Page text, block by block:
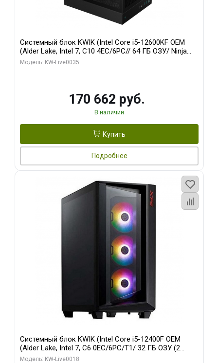
Системный блок KWIK (Intel Core i5-12600KF OEM
(Alder Lake, Intel 7, C10 4EC/6PC// 64 ГБ ОЗУ/ Ninja
Sinotex GTX1650 4GB 128bit GDDR6 DVI DP HDMI 2/
Модель: KW-Live0035
170 662 руб.
В наличии
Купить
Подробнее
Системный блок KWIK (Intel Core i5-12400F OEM
(Alder Lake, Intel 7, C6 0EC/6PC/T1/ 32 ГБ ОЗУ (2
модуля)/ Ninja Sinotex GTX1660 SUPER 6GB GDDR6
Модель: KW-Live0018